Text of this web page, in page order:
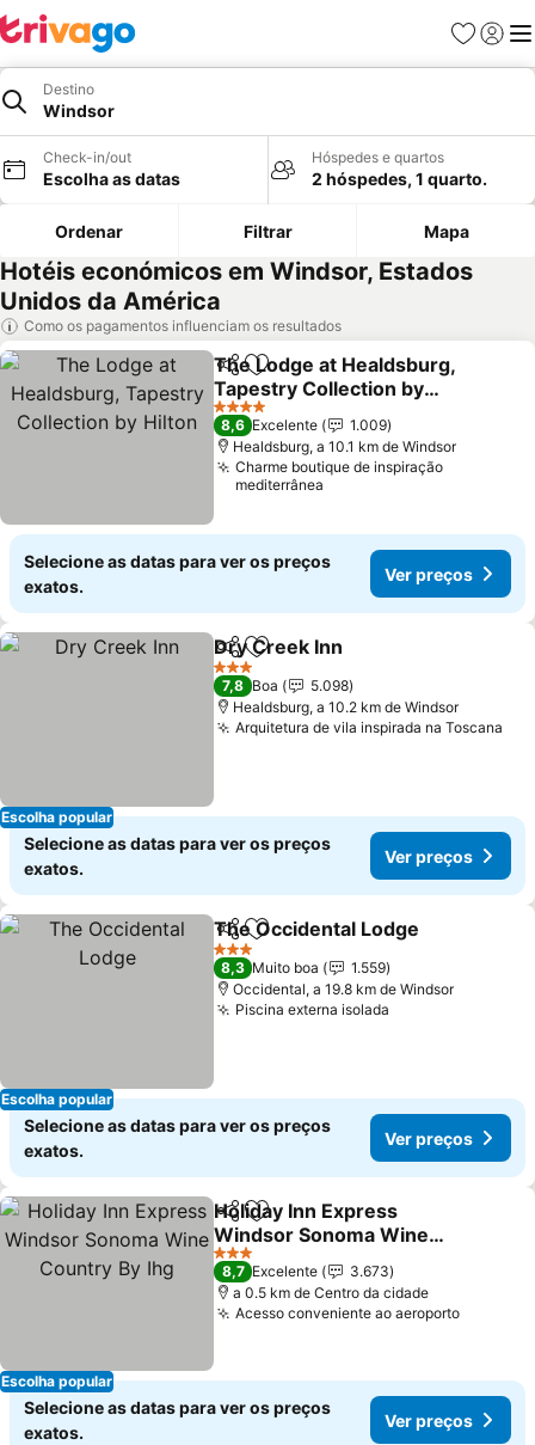
Favoritos
Iniciar
Destino
Windsor
Check-in/out
Escolha as datas
Hóspedes e quartos
2 hóspedes, 1 quarto.
Ordenar Filtrar Mapa
Hotéis económicos em Windsor, Estados
Unidos da América
Como os pagamentos influenciam os resultados
PartilharAdicionar aos favoritos
The Lodge at Healdsburg,
Tapestry Collection by
Hilton
Ver preços
4 Estrelas
8,6 Excelente
1.009
Healdsburg, a 10.1 km de Windsor
Charme boutique de inspiração
mediterrânea
Selecione as datas para ver os preços
exatos.
Ver preços
Escolha popular
PartilharAdicionar aos favoritos
Dry Creek Inn
3 Estrelas
7,8 Boa
5.098
Healdsburg, a 10.2 km de Windsor
Arquitetura de vila inspirada na Toscana
Selecione as datas para ver os preços
exatos.
Ver preços
Escolha popular
PartilharAdicionar aos favoritos
The Occidental Lodge
3 Estrelas
8,3 Muito boa
1.559
Occidental, a 19.8 km de Windsor
Piscina externa isolada
Selecione as datas para ver os preços
exatos.
Ver preços
Escolha popular
PartilharAdicionar aos favoritos
Holiday Inn Express
Windsor Sonoma Wine
Country By Ihg
Ver preços
3 Estrelas
8,7 Excelente
3.673
a 0.5 km de Centro da cidade
Acesso conveniente ao aeroportoVer
Selecione as datas para ver os preços
exatos.
Ver preços